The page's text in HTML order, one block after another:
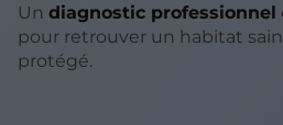
Un diagnostic professionnel
pour retrouver un habitat
protégé.